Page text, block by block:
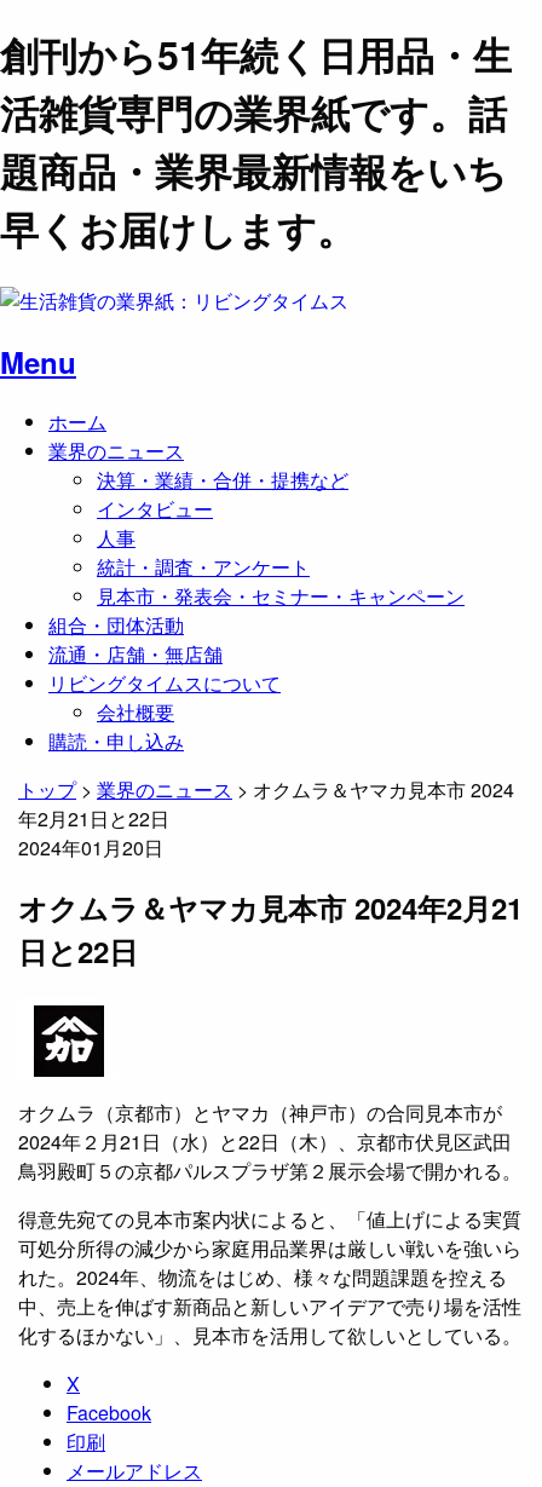
創刊から51年続く日用品・生
活雑貨専門の業界紙です。話
題商品・業界最新情報をいち
早くお届けします。
Menu
ホーム
業界のニュース
決算・業績・合併・提携など
インタビュー
人事
統計・調査・アンケート
見本市・発表会・セミナー・キャンペーン
組合・団体活動
流通・店舗・無店舗
リビングタイムスについて
会社概要
購読・申し込み
トップ> 業界のニュース > オクムラ＆ヤマカ見本市 2024
年2月21日と22日
2024年01月20日
オクムラ＆ヤマカ見本市 2024年2月21
日と22日
オクムラ（京都市）とヤマカ（神戸市）の合同見本市が
2024年２月21日（水）と22日（木）、京都市伏見区武田
鳥羽殿町５の京都パルスプラザ第２展示会場で開かれる。
得意先宛ての見本市案内状によると、「値上げによる実質
可処分所得の減少から家庭用品業界は厳しい戦いを強いら
れた。2024年、物流をはじめ、様々な問題課題を控える
中、売上を伸ばす新商品と新しいアイデアで売り場を活性
化するほかない」、見本市を活用して欲しいとしている。
X
Facebook
印刷
メールアドレス